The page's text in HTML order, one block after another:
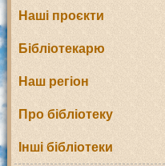
Наші проєкти
Бібліотекарю
Наш регіон
Про бібліотеку
Інші бібліотеки